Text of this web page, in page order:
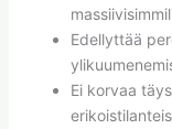
Edellyttää
Ei korvaa